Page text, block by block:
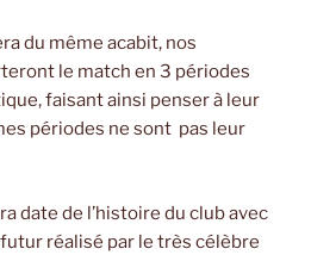
du même acabit, nos
le match en 3 périodes
faisant ainsi penser à leur
périodes ne sont pas leur
date de l’histoire du club avec
réalisé par le très célèbre